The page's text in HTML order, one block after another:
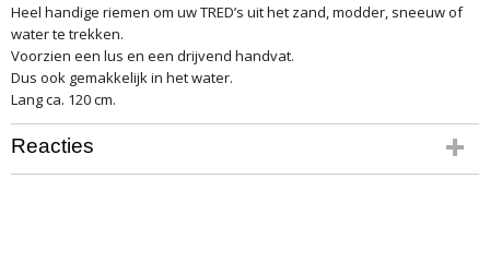
Heel handige riemen om uw TRED’s uit het zand, modder, sneeuw of
water te trekken.
Voorzien een lus en een drijvend handvat.
Dus ook gemakkelijk in het water.
Lang ca. 120 cm.
Reacties